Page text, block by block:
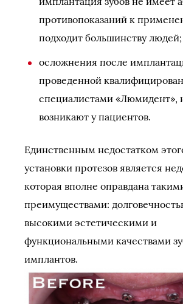
противопоказаний к
подходит большинству людей;
осложнения после
проведенной
специалистами «Люмидент»,
возникают у пациентов.
Единственным недостатком
установки протезов является
которая вполне оправдана
преимуществами:
высокими эстетическими и
функциональными качествами
имплантов.